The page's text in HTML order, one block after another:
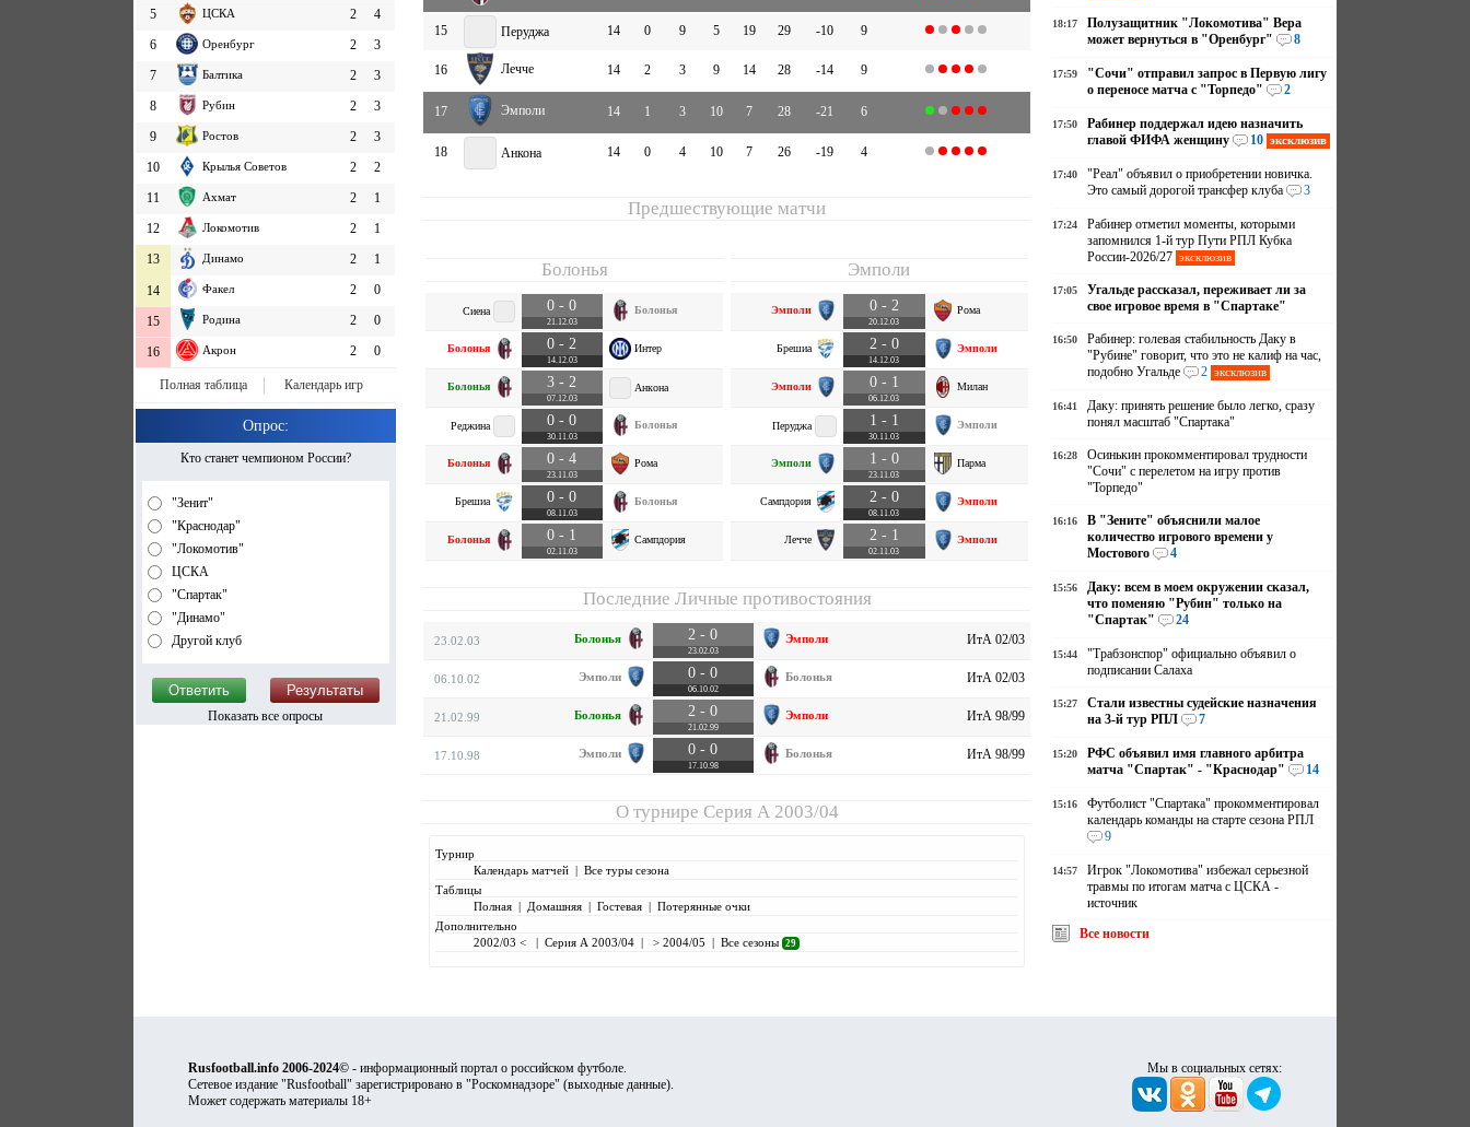
5
ЦСКА 2
4
6
Оренбург 2
3
7
Балтика 2
3
8
Рубин 2
3
9
Ростов 2
3
10
Крылья Советов 2
2
11
Ахмат 2
1
12
Локомотив 2
1
13
Динамо 2 1
14 Факел 2 0
15 Родина 2 0
16 Акрон 2 0
Полная таблица Календарь игр
Опрос:
Кто станет чемпионом России?
"Зенит"
"Краснодар"
"Локомотив"
ЦСКА
"Спартак"
"Динамо"
Другой клуб
Показать все опросы
15 Перуджа 14 0 9 5 19 29 -10 9
16 Лечче 14 2 3 9 14 28 -14 9
17 Эмполи 14 1 3 10 7 28 -21 6
18 Анкона 14 0 4 10 7 26 -19 4
Предшествующие матчи
Болонья
Сиена 0 - 0
21.12.03
Болонья
Болонья 0 - 2
14.12.03
Интер
Болонья 3 - 2
07.12.03
Анкона
Реджина 0 - 0
30.11.03
Болонья
Болонья 0 - 4
23.11.03
Рома
Брешиа 0 - 0
08.11.03
Болонья
Болонья 0 - 1
02.11.03
Сампдория
Эмполи
Эмполи 0 - 2
20.12.03
Рома
Брешиа 2 - 0
14.12.03
Эмполи
Эмполи 0 - 1
06.12.03
Милан
Перуджа 1 - 1
30.11.03
Эмполи
Эмполи 1 - 0
23.11.03
Парма
Сампдория 2 - 0
08.11.03
Эмполи
Лечче 2 - 1
02.11.03
Эмполи
Последние Личные противостояния
23.02.03 Болонья 2 - 0
23.02.03
Эмполи ИтА 02/03
06.10.02 Эмполи 0 - 0
06.10.02
Болонья ИтА 02/03
21.02.99 Болонья 2 - 0
21.02.99
Эмполи ИтА 98/99
17.10.98 Эмполи 0 - 0
17.10.98
Болонья ИтА 98/99
О турнире Серия А 2003/04
Турнир
Календарь матчей| Все туры сезона
Таблицы
Полная| Домашняя| Гостевая| Потерянные очки
Дополнительно
2002/03 <
| Серия А 2003/04| > 2004/05 | Все сезоны 29
18:17
Полузащитник "Локомотива" Вера
может вернуться в "Оренбург"
8
17:59
"Сочи" отправил запрос в Первую лигу
о переносе матча с "Торпедо"
2
17:50
Рабинер поддержал идею назначить
главой ФИФА женщину
10 эксклюзив
17:40
"Реал" объявил о приобретении новичка.
Это самый дорогой трансфер клуба
3
17:24
Рабинер отметил моменты, которыми
запомнился 1-й тур Пути РПЛ Кубка
России-2026/27 эксклюзив
17:05
Угальде рассказал, переживает ли за
свое игровое время в "Спартаке"
16:50
Рабинер: голевая стабильность Даку в
"Рубине" говорит, что это не калиф на час,
подобно Угальде
2 эксклюзив
16:41
Даку: принять решение было легко, сразу
понял масштаб "Спартака"
16:28
Осинькин прокомментировал трудности
"Сочи" с перелетом на игру против
"Торпедо"
16:16
В "Зените" объяснили малое
количество игрового времени у
Мостового
4
15:56
Даку: всем в моем окружении сказал,
что поменяю "Рубин" только на
"Спартак"
24
15:44
"Трабзонспор" официально объявил о
подписании Салаха
15:27
Стали известны судейские назначения
на 3-й тур РПЛ
7
15:20
РФС объявил имя главного арбитра
матча "Спартак" - "Краснодар"
14
15:16
Футболист "Спартака" прокомментировал
календарь команды на старте сезона РПЛ
9
14:57
Игрок "Локомотива" избежал серьезной
травмы по итогам матча с ЦСКА -
источник
Все новости
Rusfootball.info 2006-2024© - информационный портал о российском футболе.
Сетевое издание "Rusfootball" зарегистрировано в "Роскомнадзоре" (выходные данные).
Может содержать материалы 18+
Мы в социальных сетях: